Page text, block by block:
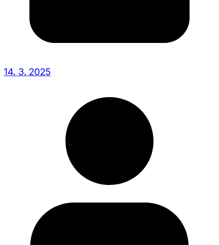
14. 3. 2025